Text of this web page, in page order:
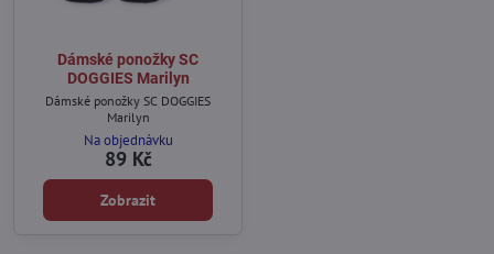
Dámské ponožky SC
DOGGIES Marilyn
Dámské ponožky SC DOGGIES
Marilyn
Na objednávku
89 Kč
Zobrazit